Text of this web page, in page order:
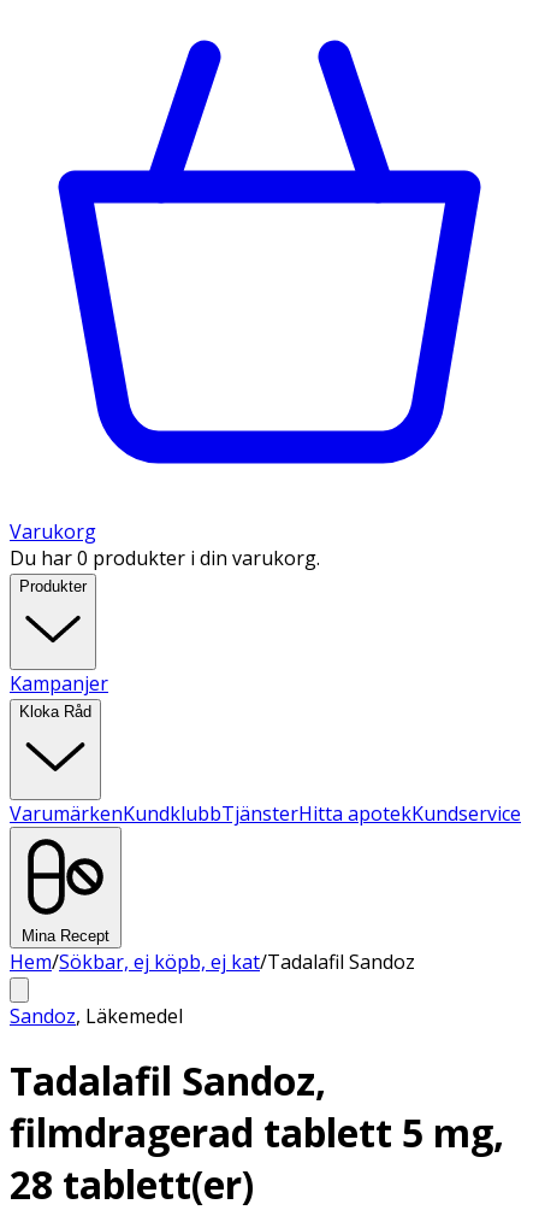
Varukorg
Du har 0 produkter i din varukorg.
Produkter
Kampanjer
Kloka Råd
VarumärkenKundklubbTjänsterHitta apotekKundservice
Mina Recept
Hem/Sökbar, ej köpb, ej kat/Tadalafil Sandoz
Sandoz, Läkemedel
Tadalafil Sandoz,
filmdragerad tablett 5 mg,
28 tablett(er)